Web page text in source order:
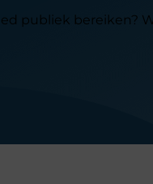
publiek bereiken?